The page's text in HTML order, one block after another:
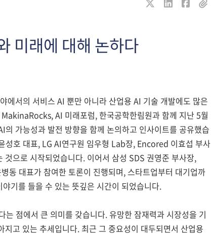
미래에 대해 논하다
에서의 서비스 AI 뿐만 아니라 산업용 AI 기술 개발에도 많은
AI 미래포럼, 한국공학한림원과 함께 지난 5월
가능성과 발전 방향을 함께 논의하고 인사이트를 공유했습
호 대표, LG AI연구원 임우형 Lab장, Encored 이효섭 부사
으로 시작되었습니다. 이어서 삼성 SDS 권영준 부사장,
대표가 참여한 토론이 진행되며, 스타트업부터 대기업까
기를 들을 수 있는 뜻깊은 시간이 되었습니다.
점에서 큰 의미를 갖습니다. 유망한 잠재력과 시장성을 기
고 있는 추세입니다. 최근 그 중요성이 대두되면서 산업용